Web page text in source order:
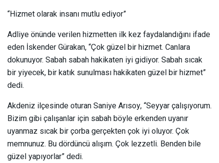
“Hizmet olarak insanı mutlu ediyor”
Adliye önünde verilen hizmetten ilk kez faydalandığını ifade
eden İskender Gürakan, “Çok güzel bir hizmet. Canlara
dokunuyor. Sabah sabah hakikaten iyi gidiyor. Sabah sıcak
bir yiyecek, bir katık sunulması hakikaten güzel bir hizmet”
dedi.
Akdeniz ilçesinde oturan Saniye Arısoy, “Seyyar çalışıyorum.
Bizim gibi çalışanlar için sabah böyle erkenden uyanır
uyanmaz sıcak bir çorba gerçekten çok iyi oluyor. Çok
memnunuz. Bu dördüncü alışım. Çok lezzetli. Benden bile
güzel yapıyorlar” dedi.